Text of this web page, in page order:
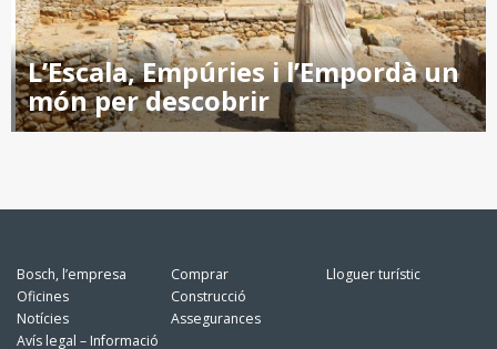
L’Escala, Empúries i l’Empordà un
món per descobrir
Bosch, l’empresa
Oficines
Notícies
Avís legal – Informació
Comprar
Construcció
Assegurances
Lloguer turístic